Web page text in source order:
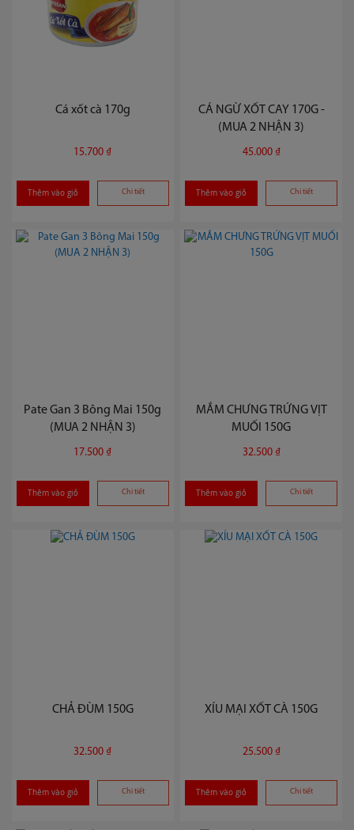
Cá xốt cà 170g
15.700 ₫
Thêm vào giỏ Chi tiết
CÁ NGỪ XỐT CAY 170G -
(MUA 2 NHẬN 3)
45.000 ₫
Thêm vào giỏ Chi tiết
Pate Gan 3 Bông Mai 150g
(MUA 2 NHẬN 3)
17.500 ₫
Thêm vào giỏ Chi tiết
MẮM CHƯNG TRỨNG VỊT
MUỐI 150G
32.500 ₫
Thêm vào giỏ Chi tiết
CHẢ ĐÙM 150G
32.500 ₫
Thêm vào giỏ Chi tiết
XÍU MẠI XỐT CÀ 150G
25.500 ₫
Thêm vào giỏ Chi tiết